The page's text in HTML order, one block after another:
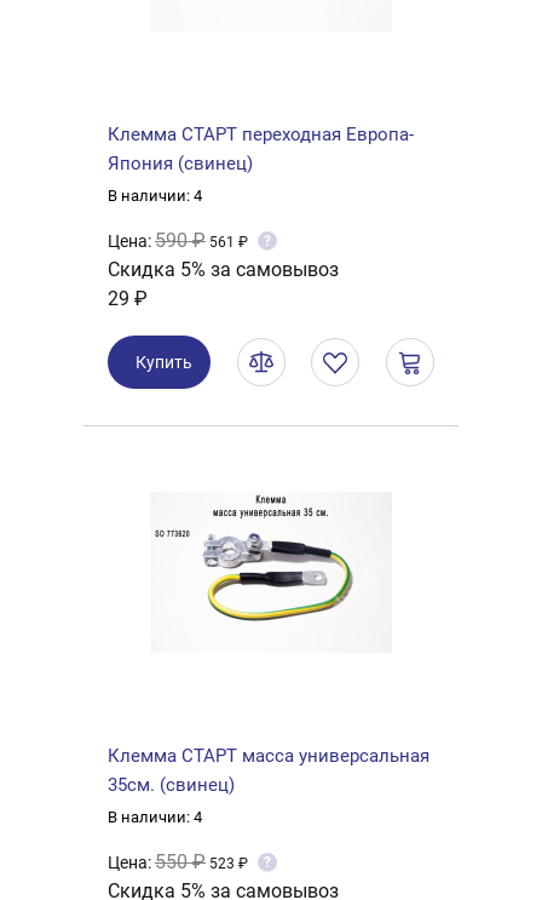
Клемма СТАРТ переходная Европа-
Япония (свинец)
В наличии: 4
Цена:590 ₽ 561 ₽ ?
Скидка 5% за самовывоз
29 ₽
Купить
Клемма СТАРТ масса универсальная
35см. (свинец)
В наличии: 4
Цена:550 ₽ 523 ₽ ?
Скидка 5% за самовывоз